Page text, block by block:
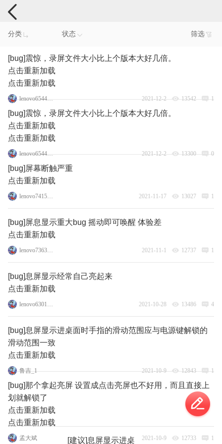
手机反馈
分类 状态 筛选
[bug]震惊，录屏文件大小比上个版本大好几倍。
点击重新加载
点击重新加载
lenovo65443582 2021-12-2 13542 1
[bug]震惊，录屏文件大小比上个版本大好几倍。
点击重新加载
点击重新加载
lenovo65443582 2021-12-2 13300 0
[bug]屏幕断触严重
点击重新加载
lenovo74151168 2021-11-17 13027 1
[bug]屏息显示重大bug 摇动即可唤醒 体验差
点击重新加载
lenovo73635169 2021-11-1 12737 1
[bug]息屏显示经常自己亮起来
点击重新加载
lenovo63017180 2021-10-28 13486 4
[bug]息屏显示进桌面时手指的滑动范围应与电源键解锁的
滑动范围一致
点击重新加载
鲁吉_1 2021-10-9 12843 1
[bug]那个拿起亮屏 设置成点击亮屏也不好用，而且直接上
划就解锁了
点击重新加载
点击重新加载
孟大斌 2021-10-9 12733 1
[建议]息屏显示进桌